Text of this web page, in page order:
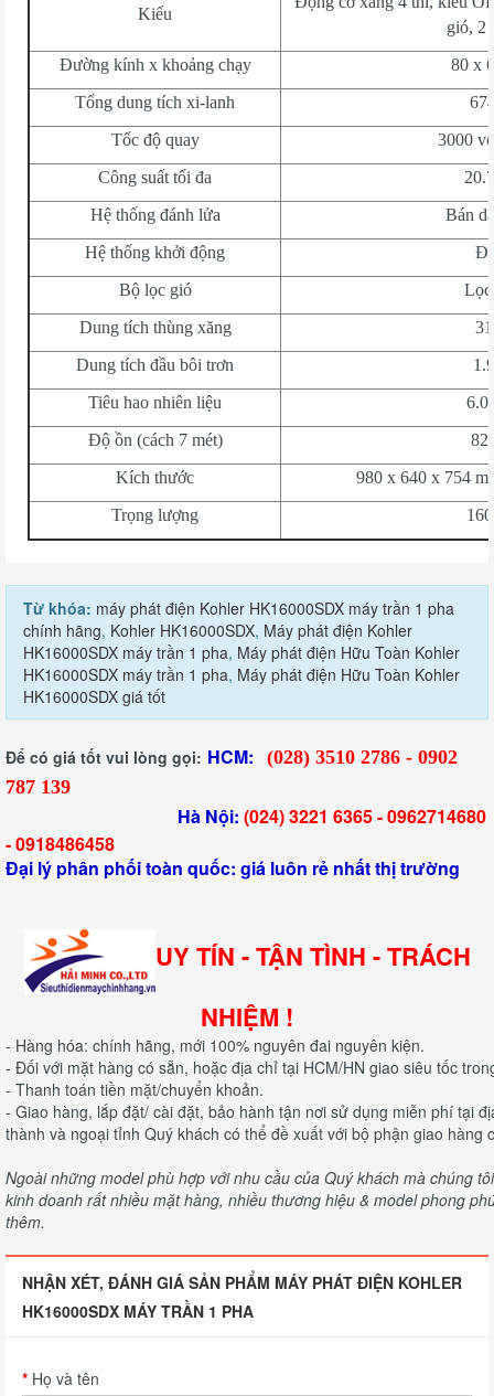
Kiểu
gió, 2
Đường kính x khoảng chạy
80 x
Tổng dung tích xi-lanh
Tốc độ quay
3000
Công suất tối đa
Hệ thống đánh lửa
Bán
Hệ thống khởi động
Bộ lọc gió
Lọc
Dung tích thùng xăng
Dung tích đầu bôi trơn
Tiêu hao nhiên liệu
6.0
Độ ồn (cách 7 mét)
82
Kích thước
980 x 640 x 754
Trọng lượng
Từ khóa: máy phát điện Kohler HK16000SDX máy trần 1 pha
chính hãng, Kohler HK16000SDX, Máy phát điện Kohler
HK16000SDX máy trần 1 pha, Máy phát điện Hữu Toàn Kohler
HK16000SDX máy trần 1 pha, Máy phát điện Hữu Toàn Kohler
HK16000SDX giá tốt
Để có giá tốt vui lòng gọi: HCM:
(028) 3510 2786 - 0902
787 139
Hà Nội: (024) 3221 6365 -0962714680
-0918486458
Đại lý phân phối toàn quốc: giá luôn rẻ nhất thị trường
UY TÍN - TẬN TÌNH - TRÁCH
NHIỆM !
- Hàng hóa: chính hãng, mới 100% nguyên đai nguyên kiện.
- Đối với mặt hàng có sẵn, hoặc địa chỉ tại HCM/HN giao siêu tốc
- Thanh toán tiền mặt/chuyển khoản.
- Giao hàng, lắp đặt/ cài đặt, bảo hành tận nơi sử dụng miễn phí tại
thành và ngoại tỉnh Quý khách có thể đề xuất với bộ phận giao hàng
Ngoài những model phù hợp với nhu cầu của Quý khách mà chúng
kinh doanh rất nhiều mặt hàng, nhiều thương hiệu & model phong
thêm.
NHẬN XÉT, ĐÁNH GIÁ SẢN PHẨM MÁY PHÁT ĐIỆN KOHLER
HK16000SDX MÁY TRẦN 1 PHA
Họ và tên